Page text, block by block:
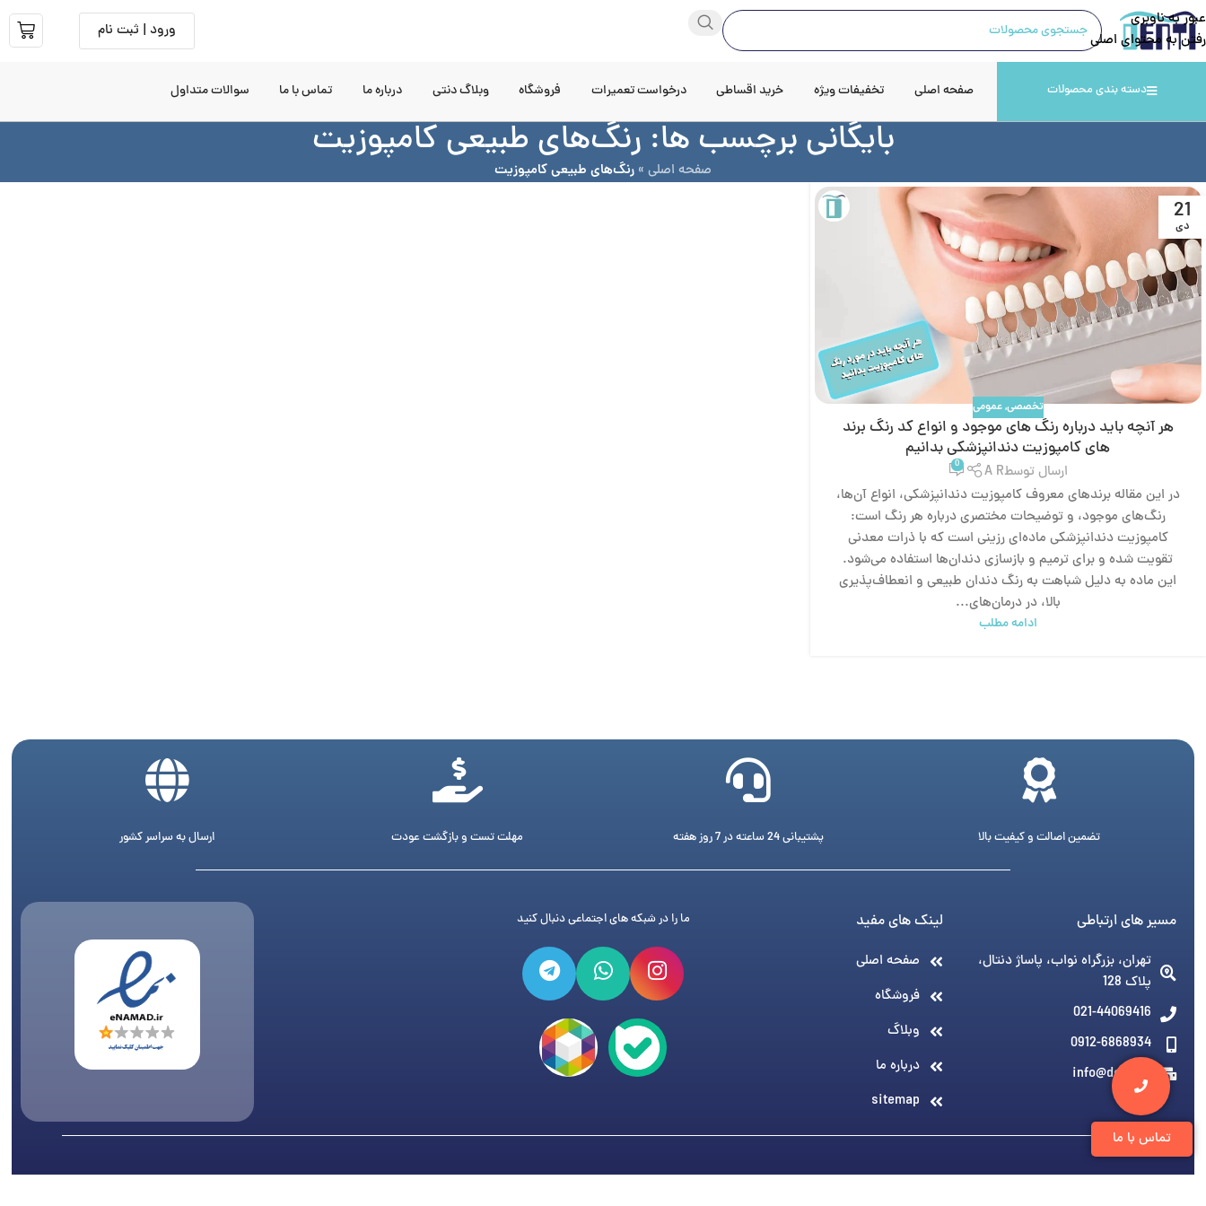
عبور به ناوبری
رفتن به محتوای اصلی
ورود | ثبت نام
دسته بندی محصولات صفحه اصلی تخفیفات ویژه خرید اقساطی درخواست تعمیرات فروشگاه وبلاگ دنتی درباره ما تماس با ما سوالات متداول
بایگانی برچسب ها: رنگ‌های طبیعی کامپوزیت
صفحه اصلی » رنگ‌های طبیعی کامپوزیت
21
دی
تخصصی,عمومی
هر آنچه باید درباره رنگ‌ های موجود و انواع کد رنگ برند
های کامپوزیت دندانپزشکی بدانیم
ارسال توسطA R
0
در این مقاله برندهای معروف کامپوزیت دندانپزشکی، انواع آن‌ها،
رنگ‌های موجود، و توضیحات مختصری درباره هر رنگ است:
کامپوزیت دندانپزشکی ماده‌ای رزینی است که با ذرات معدنی
تقویت شده و برای ترمیم و بازسازی دندان‌ها استفاده می‌شود.
این ماده به دلیل شباهت به رنگ دندان طبیعی و انعطاف‌پذیری
بالا، در درمان‌های...
ادامه مطلب
تماس با ما
تضمین اصالت و کیفیت بالا پشتیبانی 24 ساعته در 7 روز هفته مهلت تست و بازگشت عودت ارسال به سراسر کشور
مسیر های ارتباطی
تهران، بزرگراه نواب، پاساژ دنتال،
پلاک 128
021-44069416
0912-6868934
info@denti.ir
لینک های مفید
صفحه اصلی
فروشگاه
وبلاگ
درباره ما
sitemap
ما را در شبکه های اجتماعی دنبال کنید